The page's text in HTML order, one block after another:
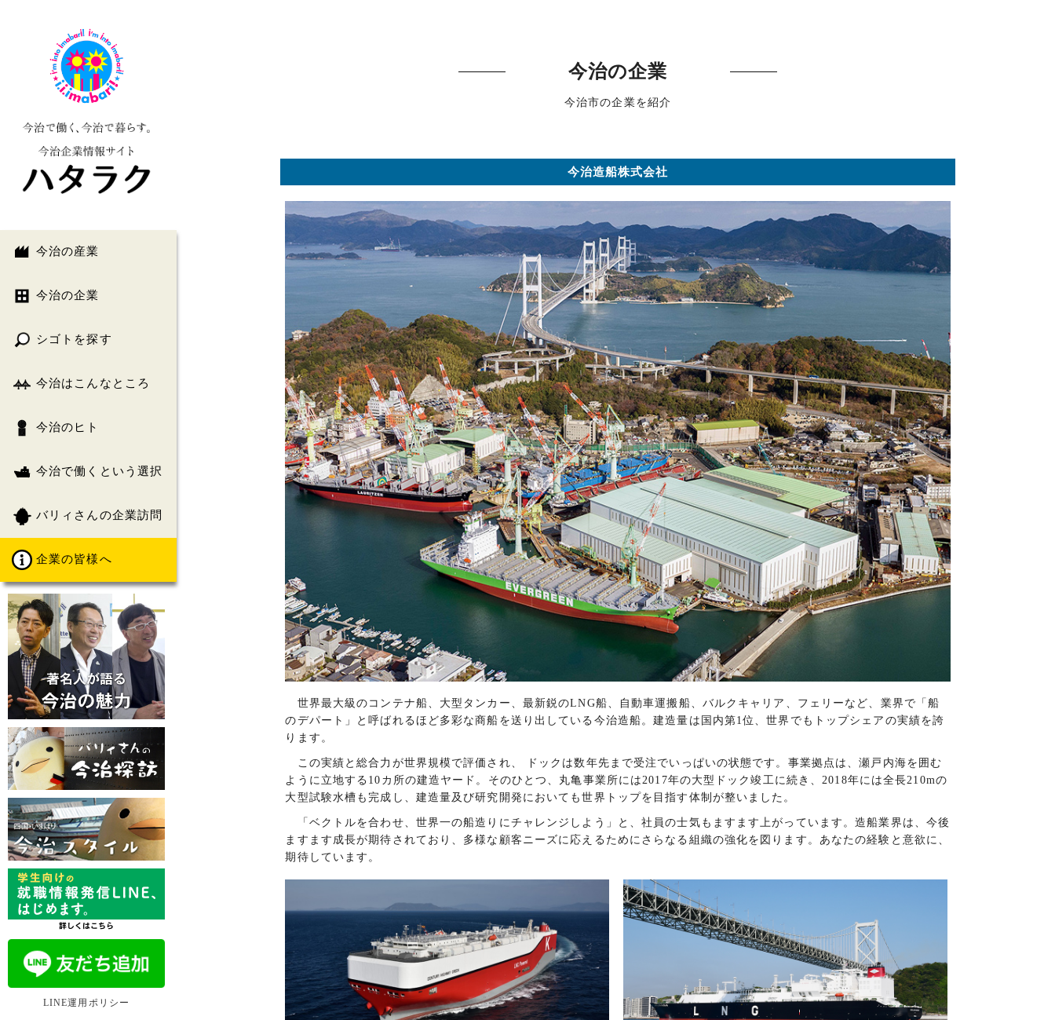
今治の産業
今治の企業
シゴトを探す
今治はこんなところ
今治のヒト
今治で働くという選択
バリィさんの企業訪問
企業の皆様へ
LINE運用ポリシー
今治の企業
今治市の企業を紹介
今治造船株式会社
世界最大級のコンテナ船、大型タンカー、最新鋭のLNG船、自動車運搬船、バルクキャリア、フェリーなど、業界で「船
のデパート」と呼ばれるほど多彩な商船を送り出している今治造船。建造量は国内第1位、世界でもトップシェアの実績を誇
ります。
この実績と総合力が世界規模で評価され、 ドックは数年先まで受注でいっぱいの状態です。事業拠点は、瀬戸内海を囲む
ように立地する10カ所の建造ヤード。そのひとつ、丸亀事業所には2017年の大型ドック竣工に続き、2018年には全長210mの
大型試験水槽も完成し、建造量及び研究開発においても世界トップを目指す体制が整いました。
「ベクトルを合わせ、世界一の船造りにチャレンジしよう」と、社員の士気もますます上がっています。造船業界は、今後
ますます成長が期待されており、多様な顧客ニーズに応えるためにさらなる組織の強化を図ります。あなたの経験と意欲に、
期待しています。